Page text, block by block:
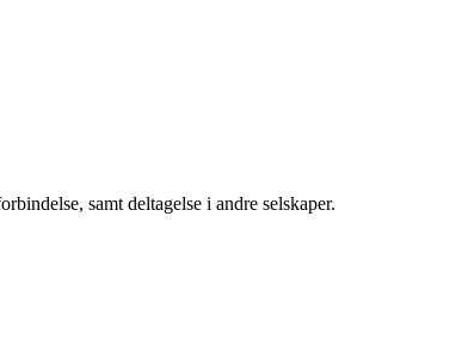
samt deltagelse i andre selskaper.